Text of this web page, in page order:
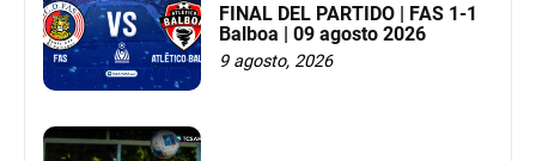
FINAL DEL PARTIDO | FAS 1-1
Balboa | 09 agosto 2026
9 agosto, 2026